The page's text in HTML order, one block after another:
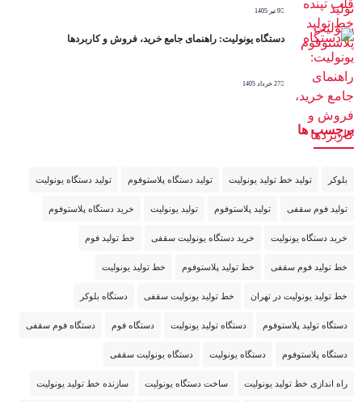
9 تیر 1405
دستگاه یونولیت: راهنمای جامع خرید، فروش و کاربردها
27 خرداد 1405
برچسب ها
بلوکر تولید خط تولید یونولیت تولید دستگاه پلاستوفوم تولید دستگاه یونولیت
تولید فوم سقفی تولید پلاستوفوم تولید یونولیت خرید دستگاه پلاستوفوم
خرید دستگاه یونولیت خرید دستگاه یونولیت سقفی خط تولید فوم
خط تولید فوم سقفی خط تولید پلاستوفوم خط تولید یونولیت
خط تولید یونولیت در تهران خط تولید یونولیت سقفی دستگاه بلوکر
دستگاه تولید پلاستوفوم دستگاه تولید یونولیت دستگاه فوم دستگاه فوم سقفی
دستگاه پلاستوفوم دستگاه یونولیت دستگاه یونولیت سقفی
راه اندازی خط تولید یونولیت ساخت دستگاه یونولیت سازنده خط تولید یونولیت